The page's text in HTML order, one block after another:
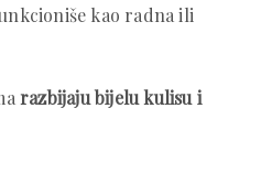
kao radna ili
razbijaju bijelu kulisu i